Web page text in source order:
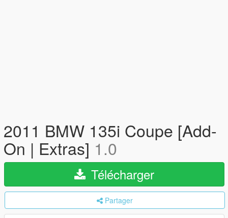
2011 BMW 135i Coupe [Add-
On | Extras] 1.0
Télécharger
Partager